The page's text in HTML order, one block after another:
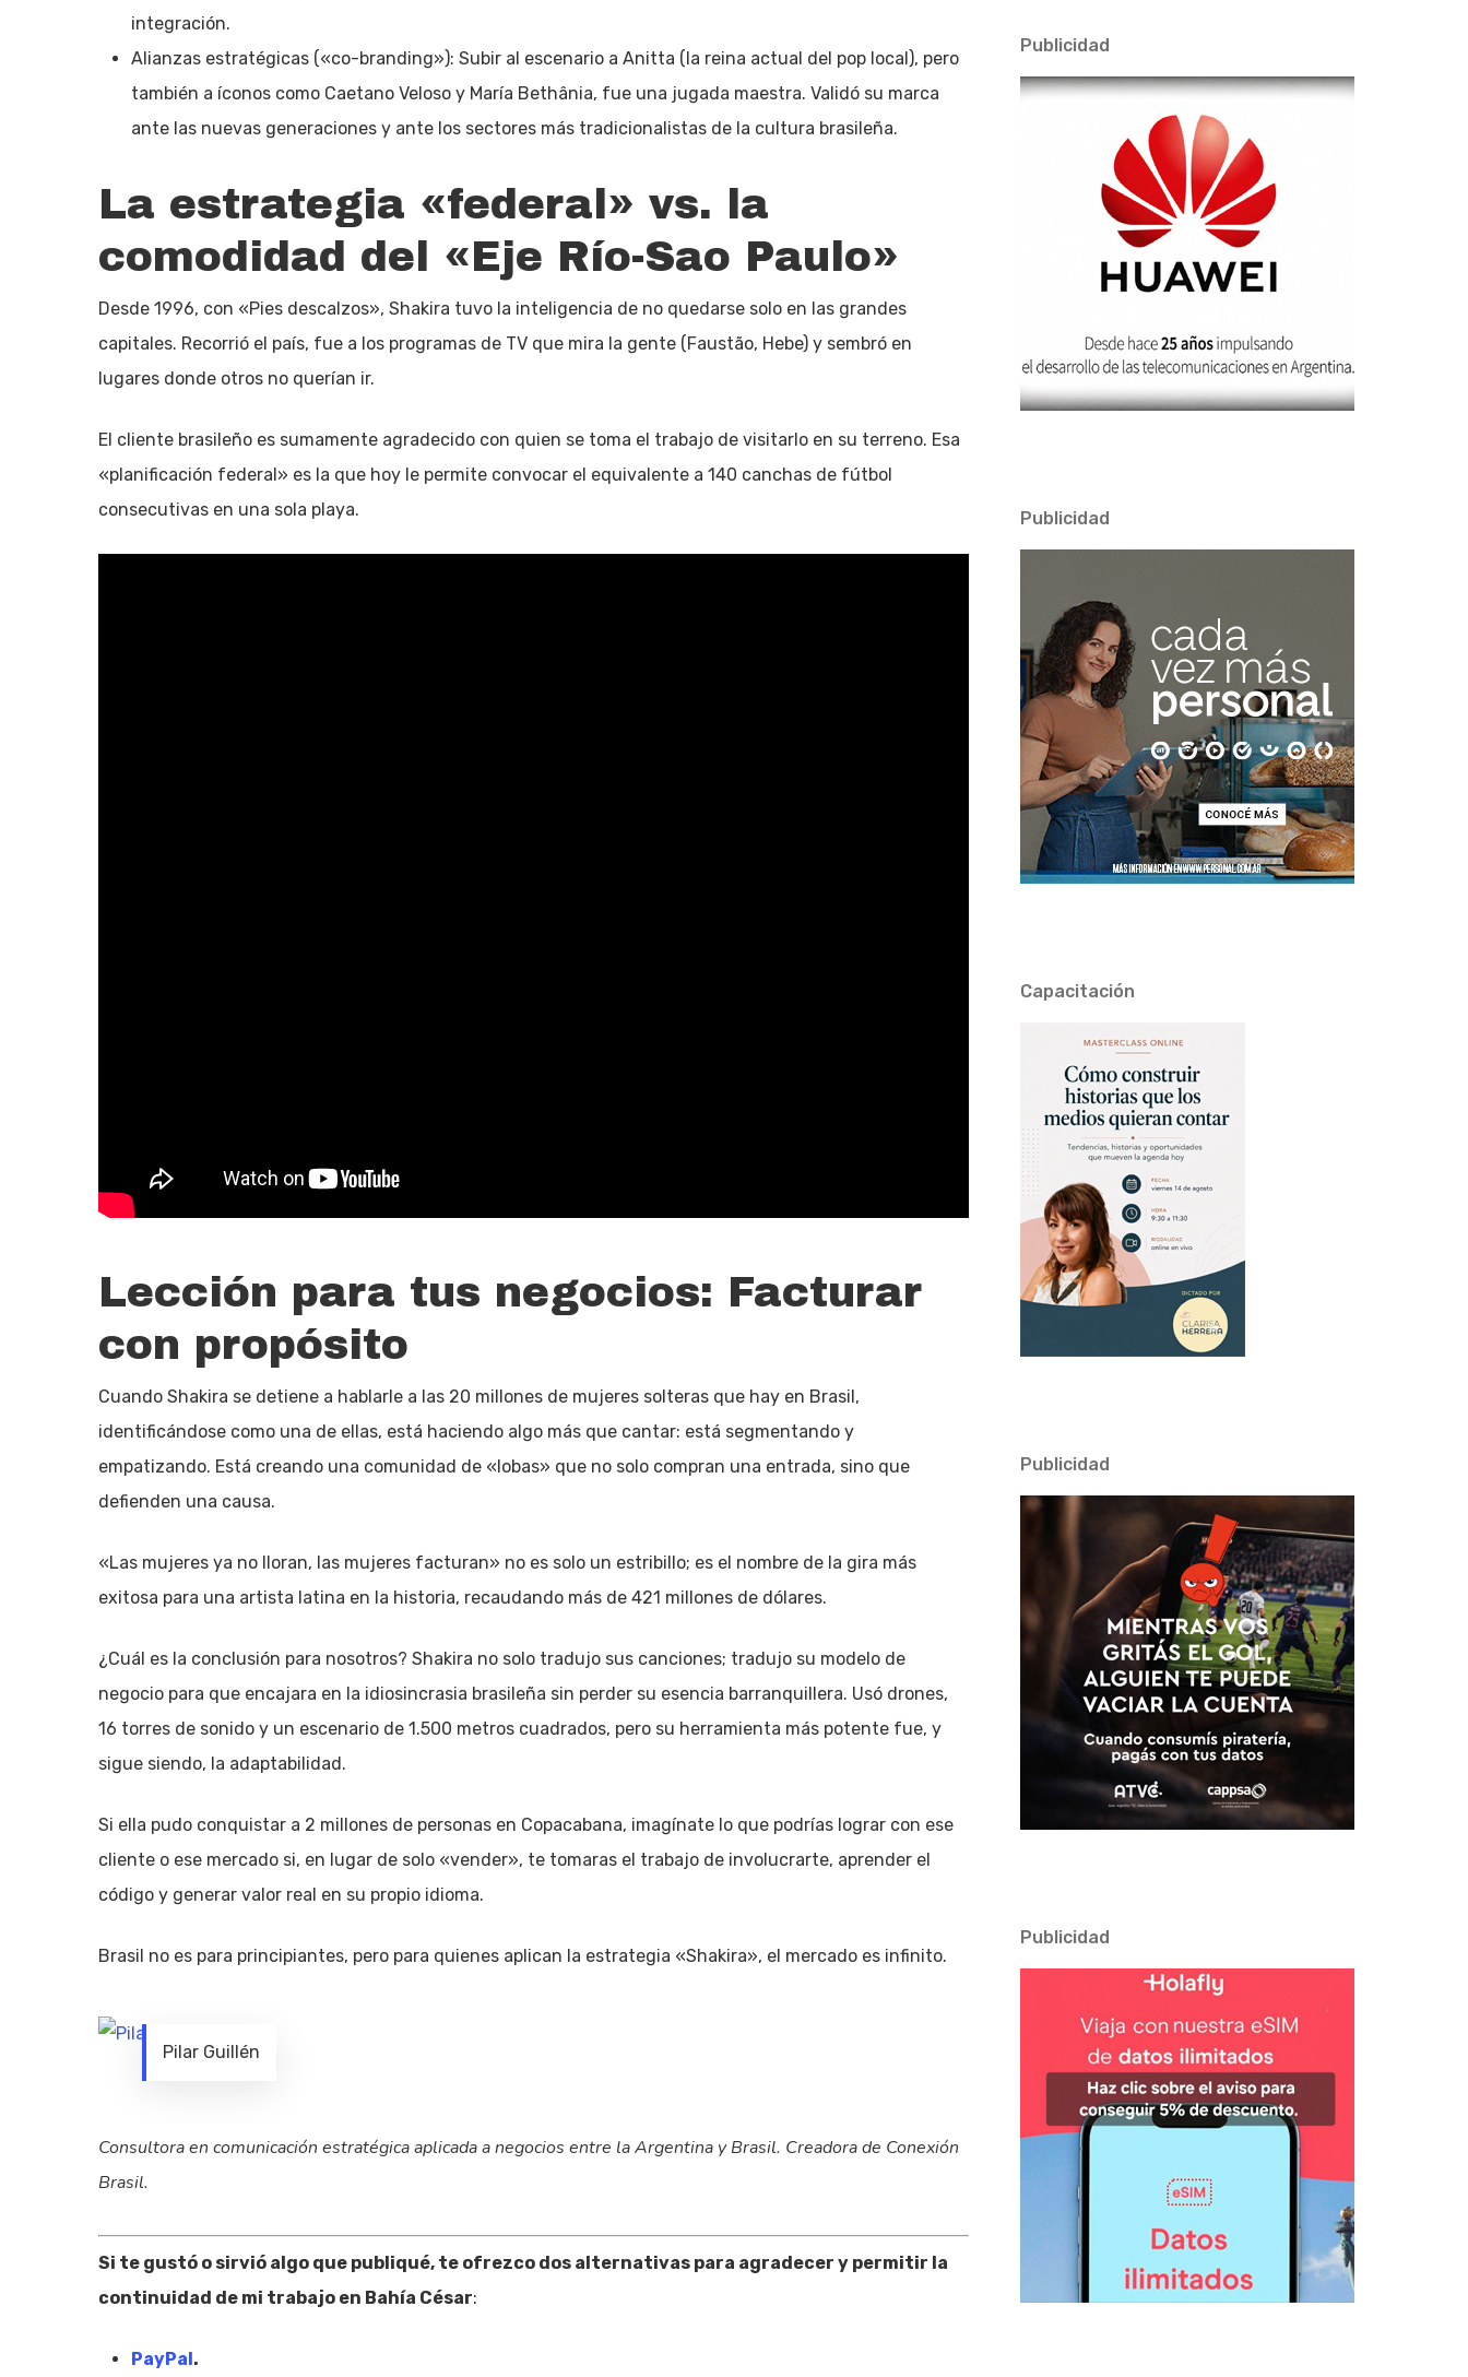
integración.
Alianzas estratégicas («co-branding»): Subir al escenario a Anitta (la reina actual del pop local), pero
también a íconos como Caetano Veloso y María Bethânia, fue una jugada maestra. Validó su marca
ante las nuevas generaciones y ante los sectores más tradicionalistas de la cultura brasileña.
La estrategia «federal» vs. la
comodidad del «Eje Río-Sao Paulo»
Desde 1996, con «Pies descalzos», Shakira tuvo la inteligencia de no quedarse solo en las grandes
capitales. Recorrió el país, fue a los programas de TV que mira la gente (Faustão, Hebe) y sembró en
lugares donde otros no querían ir.
El cliente brasileño es sumamente agradecido con quien se toma el trabajo de visitarlo en su terreno. Esa
«planificación federal» es la que hoy le permite convocar el equivalente a 140 canchas de fútbol
consecutivas en una sola playa.
Lección para tus negocios: Facturar
con propósito
Cuando Shakira se detiene a hablarle a las 20 millones de mujeres solteras que hay en Brasil,
identificándose como una de ellas, está haciendo algo más que cantar: está segmentando y
empatizando. Está creando una comunidad de «lobas» que no solo compran una entrada, sino que
defienden una causa.
«Las mujeres ya no lloran, las mujeres facturan» no es solo un estribillo; es el nombre de la gira más
exitosa para una artista latina en la historia, recaudando más de 421 millones de dólares.
¿Cuál es la conclusión para nosotros? Shakira no solo tradujo sus canciones; tradujo su modelo de
negocio para que encajara en la idiosincrasia brasileña sin perder su esencia barranquillera. Usó drones,
16 torres de sonido y un escenario de 1.500 metros cuadrados, pero su herramienta más potente fue, y
sigue siendo, la adaptabilidad.
Si ella pudo conquistar a 2 millones de personas en Copacabana, imagínate lo que podrías lograr con ese
cliente o ese mercado si, en lugar de solo «vender», te tomaras el trabajo de involucrarte, aprender el
código y generar valor real en su propio idioma.
Brasil no es para principiantes, pero para quienes aplican la estrategia «Shakira», el mercado es infinito.
Pilar Guillén
Consultora en comunicación estratégica aplicada a negocios entre la Argentina y Brasil. Creadora de Conexión
Brasil.
Si te gustó o sirvió algo que publiqué, te ofrezco dos alternativas para agradecer y permitir la
continuidad de mi trabajo en Bahía César:
PayPal.
Publicidad
Publicidad
Capacitación
Publicidad
Publicidad